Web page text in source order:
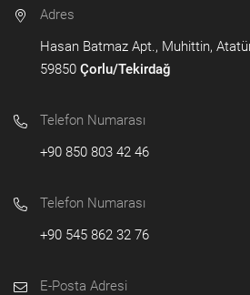
Adres
Hasan Batmaz Apt., Muhittin,
59850 Çorlu/Tekirdağ
Telefon Numarası
+90 850 803 42 46
Telefon Numarası
+90 545 862 32 76
E-Posta Adresi